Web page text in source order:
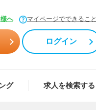
へ マイページでできること
ログイン
グ 求人を検索する